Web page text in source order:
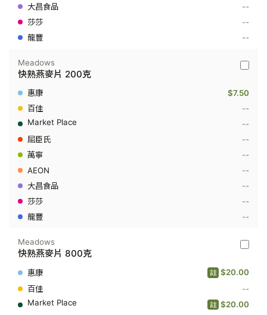
--
--
--
快
熟
燕
片
Meadows
快熟燕麥片 200克
$7.50
--
--
--
--
--
--
--
--
快
熟
燕
片
Meadows
快熟燕麥片 800克
$20.00
註
--
$20.00
註